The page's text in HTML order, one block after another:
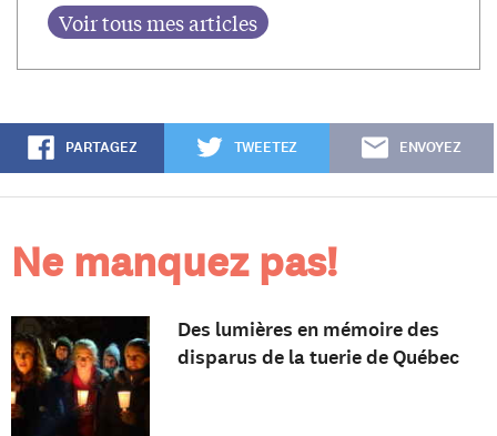
PARTAGEZ TWEETEZ ENVOYEZ
Ne manquez pas!
Des lumières en mémoire des
disparus de la tuerie de Québec